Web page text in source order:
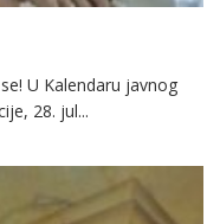
U Kalendaru javnog
28. jul...